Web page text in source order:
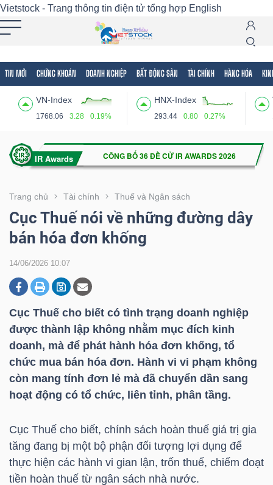
Vietstock - Trang thông tin điện tử tổng hợp English
TIN MỚI CHỨNG KHOÁN DOANH NGHIỆP BẤT ĐỘNG SẢN TÀI CHÍNH HÀNG HÓA
VN-Index
1768.06 3.28 0.19%
HNX-Index
293.44 0.80 0.27%
Trang chủ Tài chính Thuế và Ngân sách
Cục Thuế nói về những đường dây
bán hóa đơn khống
14/06/2026 10:07
Cục Thuế cho biết có tình trạng doanh nghiệp
được thành lập không nhằm mục đích kinh
doanh, mà để phát hành hóa đơn khống, tổ
chức mua bán hóa đơn. Hành vi vi phạm không
còn mang tính đơn lẻ mà đã chuyển dần sang
hoạt động có tổ chức, liên tỉnh, phân tầng.
Cục Thuế cho biết, chính sách hoàn thuế giá trị gia
tăng đang bị một bộ phận đối tượng lợi dụng để
thực hiện các hành vi gian lận, trốn thuế, chiếm đoạt
tiền hoàn thuế từ ngân sách nhà nước.
Tất cả Tính năng Ngành Mã chứng khoán
Tính
(-)
VIETSTOCK
CHỨNG
DOANH
NGHIỆP
TÀI